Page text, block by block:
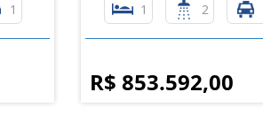
1 1 2
R$ 853.592,00